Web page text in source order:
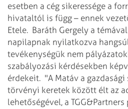
esetben a cég sikeressége a
hivataltól is függ – ennek
Etele. Baráth Gergely a
napilapnak nyilatkozva
tevékenységük nem
szabályozási kérdésekben
érdekeit. "A Matáv a
törvényi keretek között élt az
lehetőségével, a